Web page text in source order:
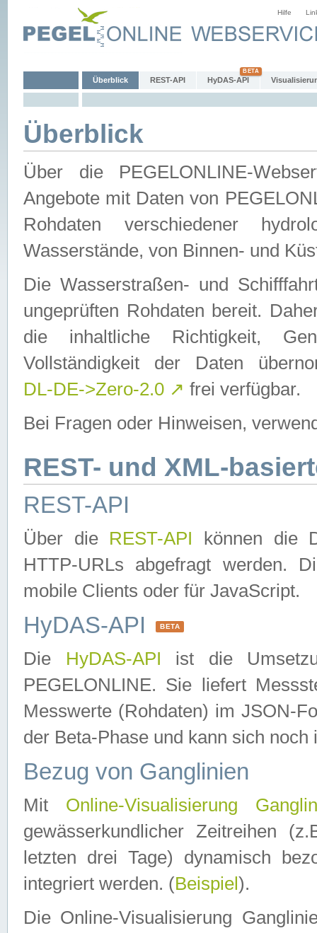
Hilfe
Überblick REST-API HyDAS-API
Überblick
Über die PEGELONLINE-
Angebote mit Daten von
Rohdaten verschiedener
Wasserstände, von Binnen- und
Die Wasserstraßen- und
ungeprüften Rohdaten bereit.
die inhaltliche Richtigkeit,
Vollständigkeit der Daten
DL-DE->Zero-2.0 ↗ frei verfügbar.
Bei Fragen oder Hinweisen,
REST- und XML-
REST-API
Über die REST-API können die
HTTP-URLs abgefragt werden.
mobile Clients oder für JavaScript.
HyDAS-API BETA
Die HyDAS-API ist die
PEGELONLINE. Sie liefert
Messwerte (Rohdaten) im JSON-
der Beta-Phase und kann sich noch
Bezug von Ganglinien
Mit Online-Visualisierung
gewässerkundlicher Zeitreihen
letzten drei Tage) dynamisch
integriert werden. (Beispiel ).
Die Online-Visualisierung